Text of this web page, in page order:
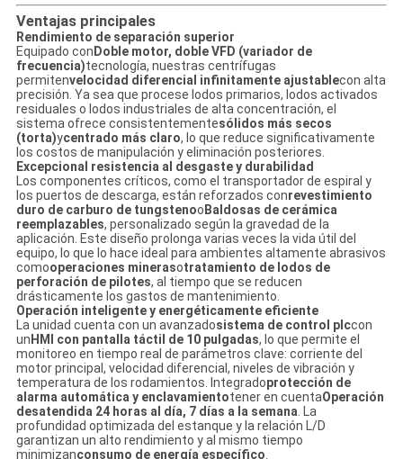
Ventajas principales
Rendimiento de separación superior
Equipado con Doble motor, doble VFD (variador de
frecuencia)tecnología, nuestras centrífugas
permitenvelocidad diferencial infinitamente ajustablecon alta
precisión. Ya sea que procese lodos primarios, lodos activados
residuales o lodos industriales de alta concentración, el
sistema ofrece consistentementesólidos más secos
(torta)ycentrado más claro, lo que reduce significativamente
los costos de manipulación y eliminación posteriores.
Excepcional resistencia al desgaste y durabilidad
Los componentes críticos, como el transportador de espiral y
los puertos de descarga, están reforzados conrevestimiento
duro de carburo de tungstenoo Baldosas de cerámica
reemplazables, personalizado según la gravedad de la
aplicación. Este diseño prolonga varias veces la vida útil del
equipo, lo que lo hace ideal para ambientes altamente abrasivos
comooperaciones minerasotratamiento de lodos de
perforación de pilotes, al tiempo que se reducen
drásticamente los gastos de mantenimiento.
Operación inteligente y energéticamente eficiente
La unidad cuenta con un avanzadosistema de control plccon
un HMI con pantalla táctil de 10 pulgadas, lo que permite el
monitoreo en tiempo real de parámetros clave: corriente del
motor principal, velocidad diferencial, niveles de vibración y
temperatura de los rodamientos. Integradoprotección de
alarma automática y enclavamientotener en cuentaOperación
desatendida 24 horas al día, 7 días a la semana. La
profundidad optimizada del estanque y la relación L/D
garantizan un alto rendimiento y al mismo tiempo
minimizanconsumo de energía específico.